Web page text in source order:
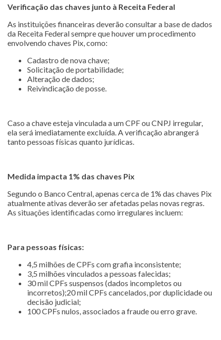
Verificação das chaves junto à Receita Federal
As instituições financeiras deverão consultar a base de dados
da Receita Federal sempre que houver um procedimento
envolvendo chaves Pix, como:
Cadastro de nova chave;
Solicitação de portabilidade;
Alteração de dados;
Reivindicação de posse.
Caso a chave esteja vinculada a um CPF ou CNPJ irregular,
ela será imediatamente excluída. A verificação abrangerá
tanto pessoas físicas quanto jurídicas.
Medida impacta 1% das chaves Pix
Segundo o Banco Central, apenas cerca de 1% das chaves Pix
atualmente ativas deverão ser afetadas pelas novas regras.
As situações identificadas como irregulares incluem:
Para pessoas físicas:
4,5 milhões de CPFs com grafia inconsistente;
3,5 milhões vinculados a pessoas falecidas;
30 mil CPFs suspensos (dados incompletos ou
incorretos);20 mil CPFs cancelados, por duplicidade ou
decisão judicial;
100 CPFs nulos, associados a fraude ou erro grave.